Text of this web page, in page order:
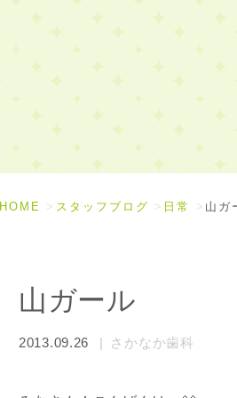
HOME スタッフブログ 日常 山ガ
山ガール
2013.09.26 さかなか歯科